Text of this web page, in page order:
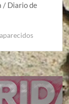
/ Diario de